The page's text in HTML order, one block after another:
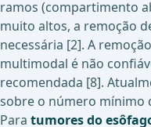
ramos (compartimento
muito altos, a remoção
necessária [2]. A
multimodal é não
recomendada [8].
sobre o número mínimo
Para tumores do